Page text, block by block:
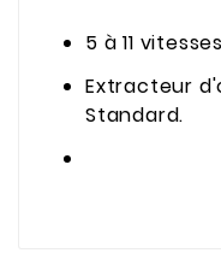
5 à 11 vitesses
Extracteur
Standard.